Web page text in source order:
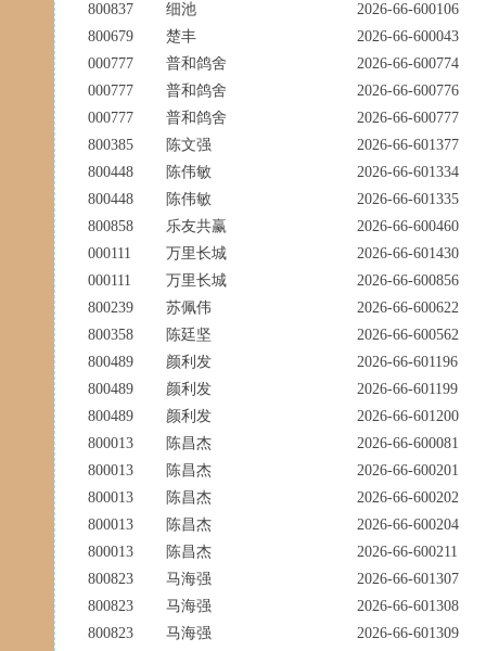
800837
细池
2026-66-600106
800679
楚丰
2026-66-600043
000777
普和鸽舍
2026-66-600774
000777
普和鸽舍
2026-66-600776
000777
普和鸽舍
2026-66-600777
800385
陈文强
2026-66-601377
800448
陈伟敏
2026-66-601334
800448
陈伟敏
2026-66-601335
800858
乐友共赢
2026-66-600460
000111
万里长城
2026-66-601430
000111
万里长城
2026-66-600856
800239
苏佩伟
2026-66-600622
800358
陈廷坚
2026-66-600562
800489
颜利发
2026-66-601196
800489
颜利发
2026-66-601199
800489
颜利发
2026-66-601200
800013
陈昌杰
2026-66-600081
800013
陈昌杰
2026-66-600201
800013
陈昌杰
2026-66-600202
800013
陈昌杰
2026-66-600204
800013
陈昌杰
2026-66-600211
800823
马海强
2026-66-601307
800823
马海强
2026-66-601308
800823
马海强
2026-66-601309